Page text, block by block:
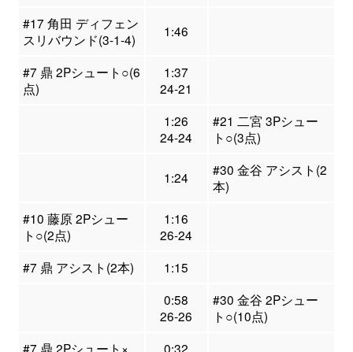
#17 角田 ディフェン
スリバウンド(3-1-4)
1:46
#7 鼎 2Pシュート○(6
点)
1:37
24-21
1:26
24-24
#21 二宮 3Pシュー
ト○(3点)
1:24
#30 金谷 アシスト(2
本)
#10 藤原 2Pシュー
ト○(2点)
1:16
26-24
#7 鼎 アシスト(2本)
1:15
0:58
26-26
#30 金谷 2Pシュー
ト○(10点)
#7 鼎 2Pシュート×
0:32